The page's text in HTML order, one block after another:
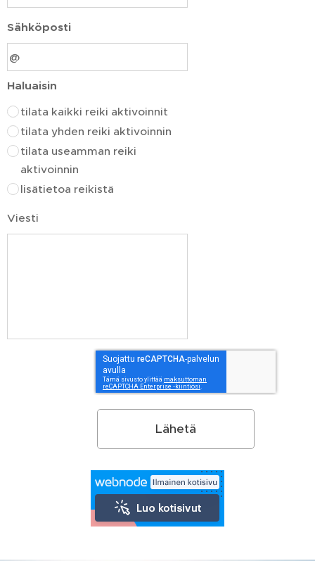
Sähköposti
Haluaisin
tilata kaikki reiki aktivoinnit
tilata yhden reiki aktivoinnin
tilata useamman reiki
aktivoinnin
lisätietoa reikistä
Viesti
Lähetä